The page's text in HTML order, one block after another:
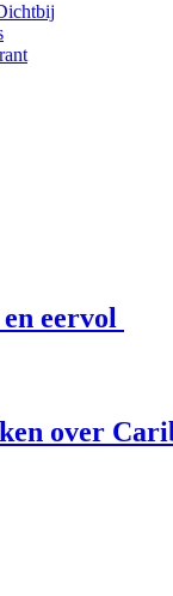
eervol
over